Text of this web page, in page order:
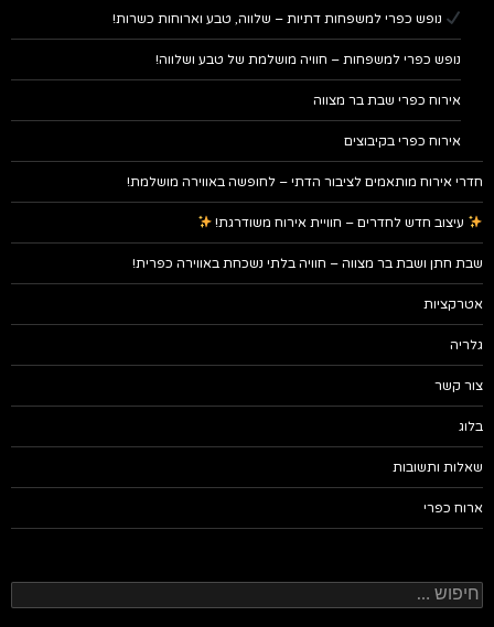
נופש כפרי למשפחות דתיות – שלווה, טבע וארוחות כשרות!
נופש כפרי למשפחות – חוויה מושלמת של טבע ושלווה!
אירוח כפרי שבת בר מצווה
אירוח כפרי בקיבוצים
חדרי אירוח מותאמים לציבור הדתי – לחופשה באווירה מושלמת!
עיצוב חדש לחדרים – חוויית אירוח משודרגת!
שבת חתן ושבת בר מצווה – חוויה בלתי נשכחת באווירה כפרית!
אטרקציות
גלריה
צור קשר
בלוג
שאלות ותשובות
ארוח כפרי
חיפוש: